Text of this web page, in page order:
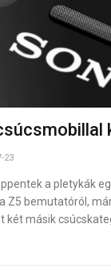
23
a pletykák
Z5 bemutatóról,
két másik